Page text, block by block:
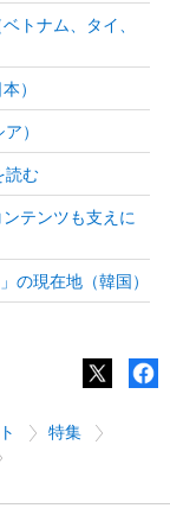
トナム、タイ、
）
）
読む
テンツも支えに
の現在地（韓国）
特集